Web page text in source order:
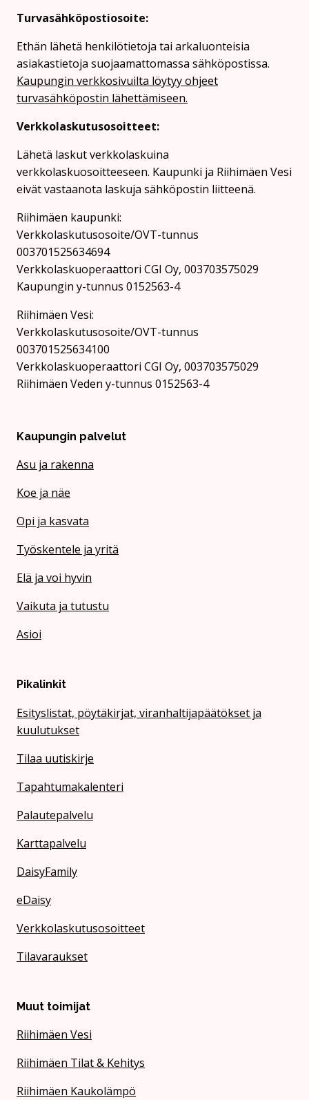
Turvasähköpostiosoite:
Ethän lähetä henkilötietoja tai arkaluonteisia
asiakastietoja suojaamattomassa sähköpostissa.
Kaupungin verkkosivuilta löytyy ohjeet
turvasähköpostin lähettämiseen.
Verkkolaskutusosoitteet:
Lähetä laskut verkkolaskuina
verkkolaskuosoitteeseen. Kaupunki ja Riihimäen Vesi
eivät vastaanota laskuja sähköpostin liitteenä.
Riihimäen kaupunki:
Verkkolaskutusosoite/OVT-tunnus
003701525634694
Verkkolaskuoperaattori CGI Oy, 003703575029
Kaupungin y-tunnus 0152563-4
Rii­hi­mäen Vesi:
Verkkolaskutusosoite/OVT-tunnus
003701525634100
Verkkolaskuoperaattori CGI Oy, 003703575029
Riihimäen Veden y-tunnus 0152563-4
Kaupungin palvelut
Asu ja rakenna
Koe ja näe
Opi ja kasvata
Työskentele ja yritä
Elä ja voi hyvin
Vaikuta ja tutustu
Asioi
Pikalinkit
Esityslistat, pöytäkirjat, viranhaltijapäätökset ja
kuulutukset
Tilaa uutiskirje
Tapahtumakalenteri
Palautepalvelu
Karttapalvelu
DaisyFamily
eDaisy
Verkkolaskutusosoitteet
Tilavaraukset
Muut toimijat
Riihimäen Vesi
Riihimäen Tilat & Kehitys
Riihimäen Kaukolämpö